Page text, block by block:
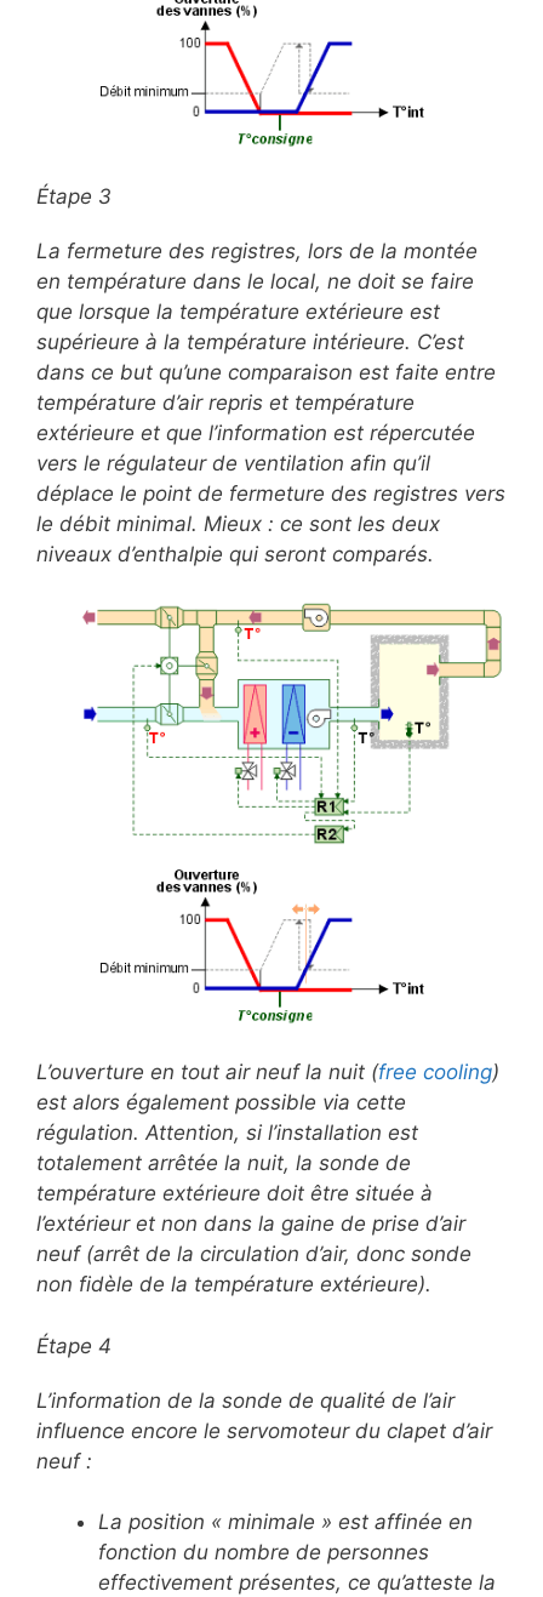
Étape 3
La fermeture des registres, lors de la montée
en température dans le local, ne doit se faire
que lorsque la température extérieure est
supérieure à la température intérieure. C’est
dans ce but qu’une comparaison est faite entre
température d’air repris et température
extérieure et que l’information est répercutée
vers le régulateur de ventilation afin qu’il
déplace le point de fermeture des registres vers
le débit minimal. Mieux : ce sont les deux
niveaux d’enthalpie qui seront comparés.
L’ouverture en tout air neuf la nuit (free cooling)
est alors également possible via cette
régulation. Attention, si l’installation est
totalement arrêtée la nuit, la sonde de
température extérieure doit être située à
l’extérieur et non dans la gaine de prise d’air
neuf (arrêt de la circulation d’air, donc sonde
non fidèle de la température extérieure).
Étape 4
L’information de la sonde de qualité de l’air
influence encore le servomoteur du clapet d’air
neuf :
La position « minimale » est affinée en
fonction du nombre de personnes
effectivement présentes, ce qu’atteste la